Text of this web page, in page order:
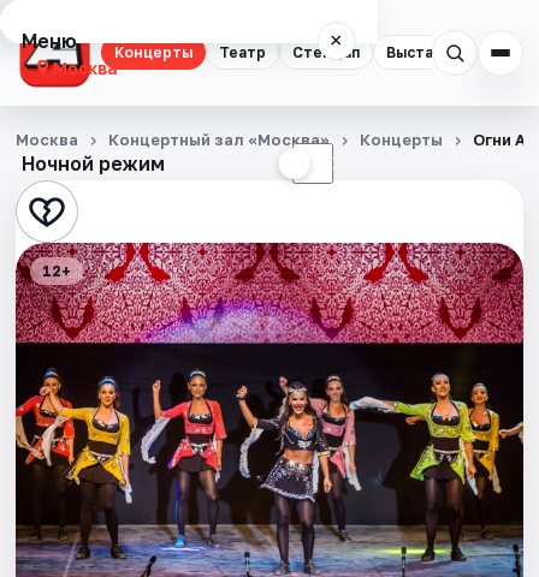
Концерты Театр Стендап Выставки
Меню ×
Москва
Концерты
Театр
Стендап
Выставки
Квесты
Экскурсии
Спорт
События
Ночной режим ☾
Москва Концертный зал «Москва» Концерты Огни
12+